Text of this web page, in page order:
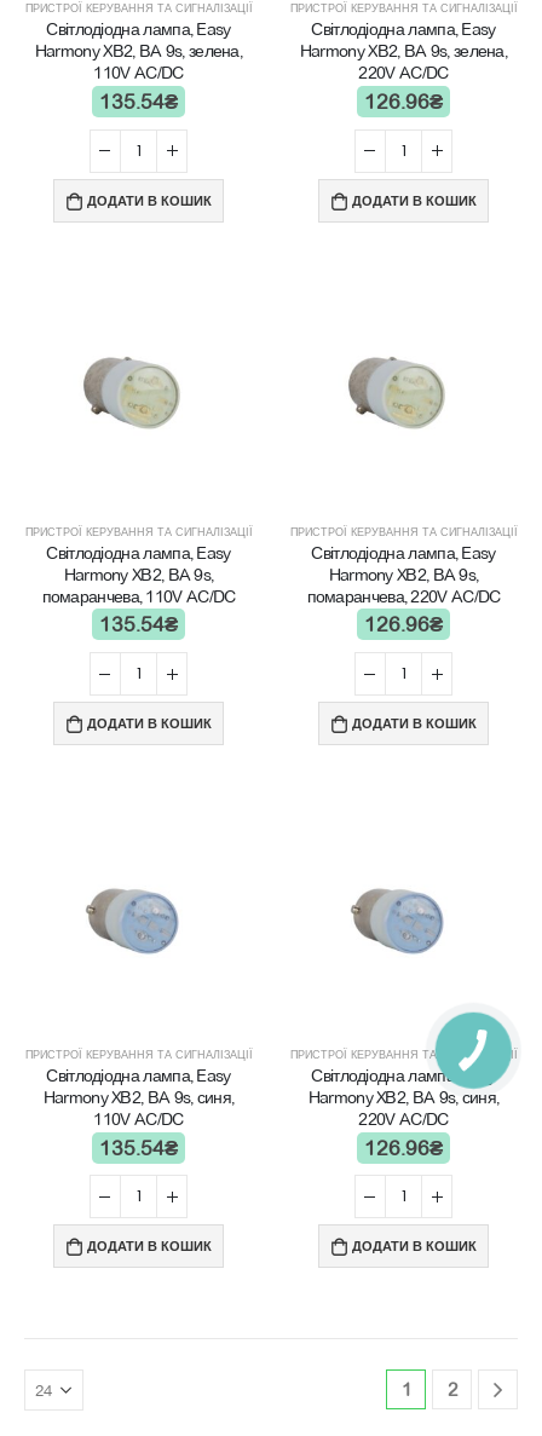
ПРИСТРОЇ КЕРУВАННЯ ТА СИГНАЛІЗАЦІЇ
Світлодіодна лампа, Easy
Harmony XB2, BA 9s, зелена,
110V AC/DC
135.54₴
ДОДАТИ В КОШИК
ПРИСТРОЇ КЕРУВАННЯ ТА СИГНАЛІЗАЦІЇ
Світлодіодна лампа, Easy
Harmony XB2, BA 9s, зелена,
220V AC/DC
126.96₴
ДОДАТИ В КОШИК
ПРИСТРОЇ КЕРУВАННЯ ТА СИГНАЛІЗАЦІЇ
Світлодіодна лампа, Easy
Harmony XB2, BA 9s,
помаранчева, 110V AC/DC
135.54₴
ДОДАТИ В КОШИК
ПРИСТРОЇ КЕРУВАННЯ ТА СИГНАЛІЗАЦІЇ
Світлодіодна лампа, Easy
Harmony XB2, BA 9s,
помаранчева, 220V AC/DC
126.96₴
ДОДАТИ В КОШИК
ПРИСТРОЇ КЕРУВАННЯ ТА СИГНАЛІЗАЦІЇ
Світлодіодна лампа, Easy
Harmony XB2, BA 9s, синя,
110V AC/DC
135.54₴
ДОДАТИ В КОШИК
ПРИСТРОЇ КЕРУВАННЯ ТА СИГНАЛІЗАЦІЇ
Світлодіодна лампа, Easy
Harmony XB2, BA 9s, синя,
220V AC/DC
126.96₴
ДОДАТИ В КОШИК
1 2